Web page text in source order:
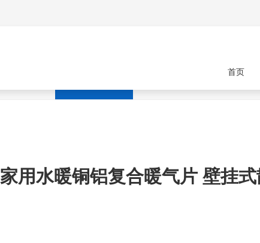
首页
家用水暖铜铝复合暖气片 壁挂式